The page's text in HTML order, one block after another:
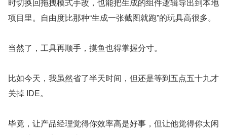
项目里。自由度比那种“生成一张截图就跑”的玩具高很多。
当然了，工具再顺手，摸鱼也得掌握分寸。
比如今天，我虽然省了半天时间，但还是等到五点五十九才
关掉 IDE。
毕竟，让产品经理觉得你效率高是好事，但让他觉得你太闲